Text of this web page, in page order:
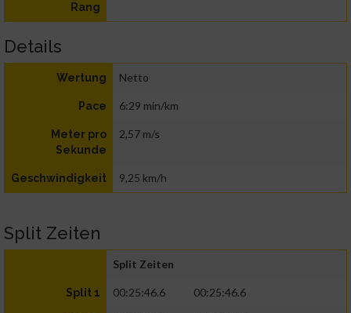
Rang
Details
Wertung Netto
Pace 6:29 min/km
Meter pro
Sekunde
2,57 m/s
Geschwindigkeit 9,25 km/h
Split Zeiten
Split Zeiten
Split 1 00:25:46.6 00:25:46.6